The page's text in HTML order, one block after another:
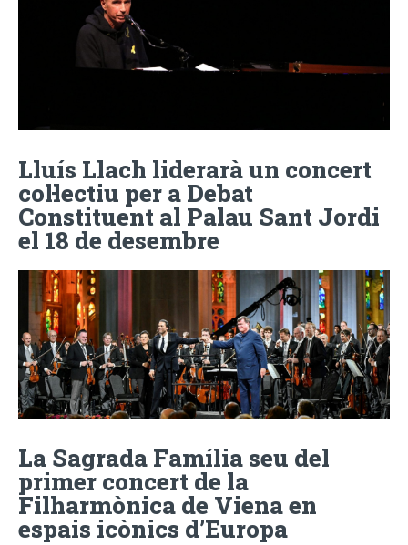
Lluís Llach liderarà un concert
col·lectiu per a Debat
Constituent al Palau Sant Jordi
el 18 de desembre
La Sagrada Família seu del
primer concert de la
Filharmònica de Viena en
espais icònics d’Europa